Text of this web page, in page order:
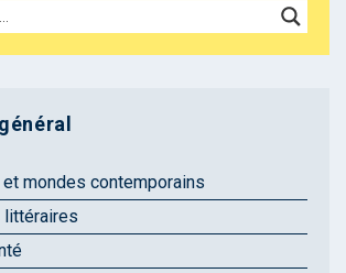
mondes contemporains